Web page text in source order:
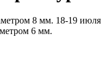
8 мм. 18-19 июля
6 мм.